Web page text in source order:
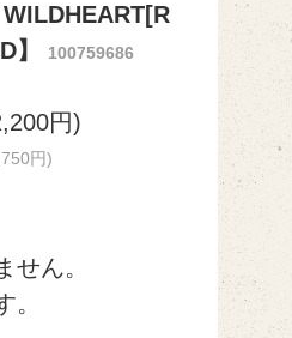
】
100759686
円)
円)
せん。
。